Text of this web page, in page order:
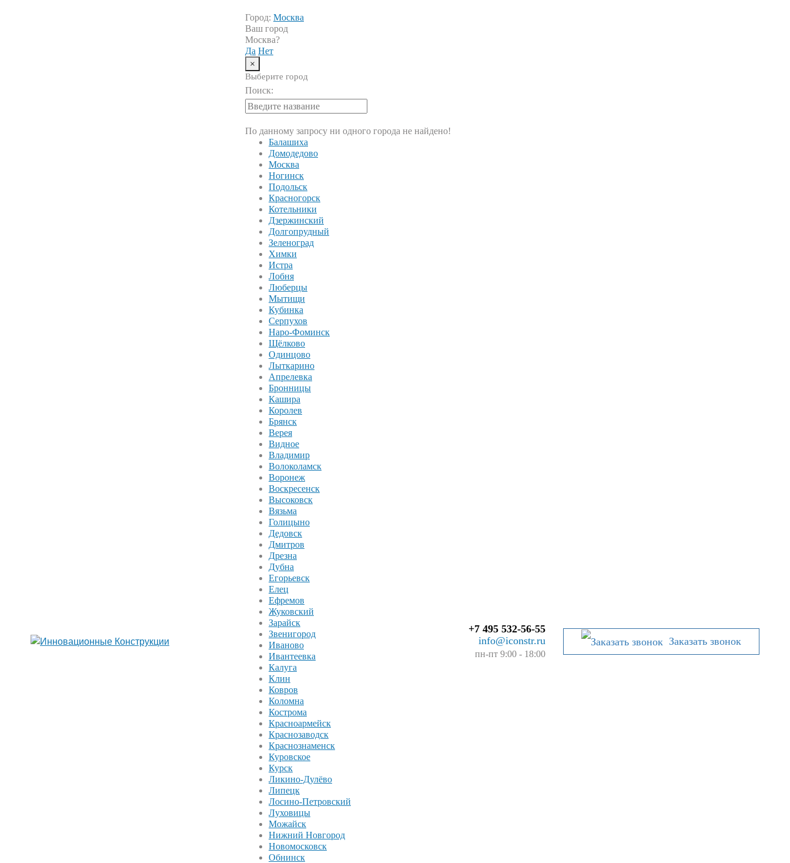
Город: Москва
Ваш город
Москва?
Да Нет
×
Выберите город
Поиск:
По данному запросу ни одного города не найдено!
Балашиха
Домодедово
Москва
Ногинск
Подольск
Красногорск
Котельники
Дзержинский
Долгопрудный
Зеленоград
Химки
Истра
Лобня
Люберцы
Мытищи
Кубинка
Серпухов
Наро-Фоминск
Щёлково
Одинцово
Лыткарино
Апрелевка
Бронницы
Кашира
Королев
Брянск
Верея
Видное
Владимир
Волоколамск
Воронеж
Воскресенск
Высоковск
Вязьма
Голицыно
Дедовск
Дмитров
Дрезна
Дубна
Егорьевск
Елец
Ефремов
Жуковский
Зарайск
Звенигород
Иваново
Ивантеевка
Калуга
Клин
Ковров
Коломна
Кострома
Красноармейск
Краснозаводск
Краснознаменск
Куровское
Курск
Ликино-Дулёво
Липецк
Лосино-Петровский
Луховицы
Можайск
Нижний Новгород
Новомосковск
Обнинск
+7 495 532-56-55
info@iconstr.ru
пн-пт 9:00 - 18:00
Заказать звонок